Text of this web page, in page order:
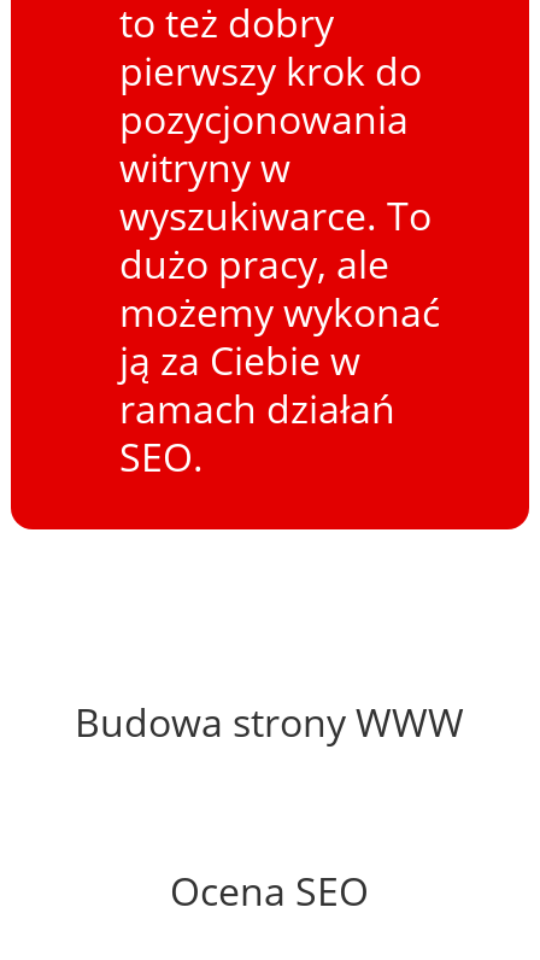
to też dobry
pierwszy krok do
pozycjonowania
witryny w
wyszukiwarce. To
dużo pracy, ale
możemy wykonać
ją za Ciebie w
ramach działań
SEO.
Budowa strony WWW
Ocena SEO